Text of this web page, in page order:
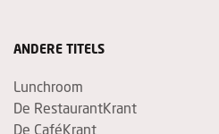
ANDERE TITELS
Lunchroom
De RestaurantKrant
De CaféKrant